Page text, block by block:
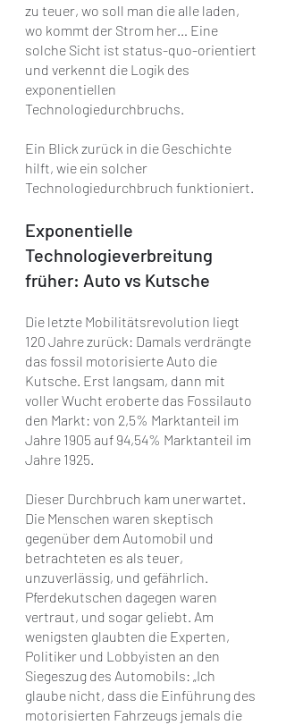
zu teuer, wo soll man die alle laden,
wo kommt der Strom her… Eine
solche Sicht ist status-quo-orientiert
und verkennt die Logik des
exponentiellen
Technologiedurchbruchs.
Ein Blick zurück in die Geschichte
hilft, wie ein solcher
Technologiedurchbruch funktioniert.
Exponentielle
Technologieverbreitung
früher: Auto vs Kutsche
Die letzte Mobilitätsrevolution liegt
120 Jahre zurück: Damals verdrängte
das fossil motorisierte Auto die
Kutsche. Erst langsam, dann mit
voller Wucht eroberte das Fossilauto
den Markt: von 2,5% Marktanteil im
Jahre 1905 auf 94,54% Marktanteil im
Jahre 1925.
Dieser Durchbruch kam unerwartet.
Die Menschen waren skeptisch
gegenüber dem Automobil und
betrachteten es als teuer,
unzuverlässig, und gefährlich.
Pferdekutschen dagegen waren
vertraut, und sogar geliebt. Am
wenigsten glaubten die Experten,
Politiker und Lobbyisten an den
Siegeszug des Automobils: „Ich
glaube nicht, dass die Einführung des
motorisierten Fahrzeugs jemals die